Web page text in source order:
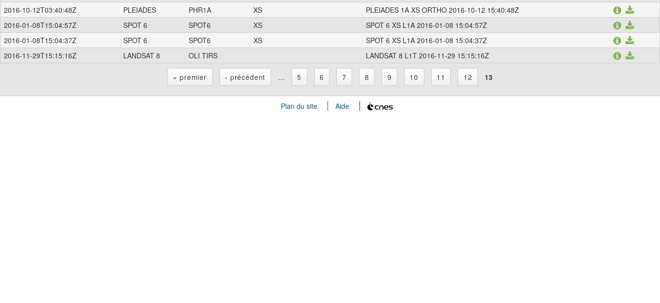
2016-10-12T03:40:48Z
PLEIADES PHR1A XS
PLEIADES 1A XS ORTHO 2016-10-12 15:40:48Z
2016-01-08T15:04:57Z
SPOT 6 SPOT6 XS
SPOT 6 XS L1A 2016-01-08 15:04:57Z
2016-01-08T15:04:37Z
SPOT 6 SPOT6 XS
SPOT 6 XS L1A 2016-01-08 15:04:37Z
2016-11-29T15:15:16Z
LANDSAT 8 OLI TIRS LANDSAT 8 L1T 2016-11-29 15:15:16Z
P
« premier ‹ précédent … 5 6 7 8 9 10 11 12 13
Plan du site Aide